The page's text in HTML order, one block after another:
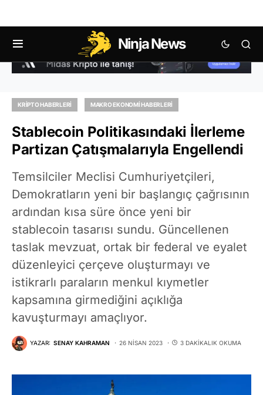
Ninja News
KRIPTO HABERLERI MAKRO EKONOMI HABERLERI
Stablecoin Politikasındaki İlerleme
Partizan Çatışmalarıyla Engellendi
Temsilciler Meclisi Cumhuriyetçileri,
Demokratların yeni bir başlangıç çağrısının
ardından kısa süre önce yeni bir
stablecoin tasarısı sundu. Güncellenen
taslak mevzuat, ortak bir federal ve eyalet
düzenleyici çerçeve oluşturmayı ve
istikrarlı paraların menkul kıymetler
kapsamına girmediğini açıklığa
kavuşturmayı amaçlıyor.
YAZAR: SENAY KAHRAMAN 26 NISAN 2023 3 DAKIKALIK OKUMA